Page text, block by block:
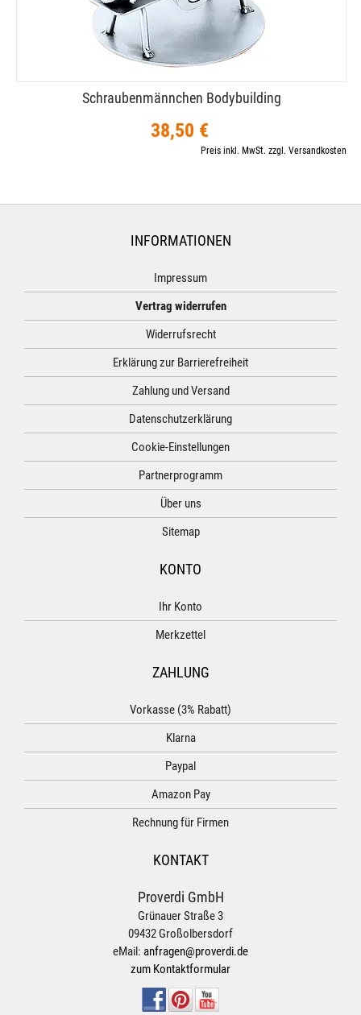
Schraubenmännchen Bodybuilding
38,50 €
Preis inkl. MwSt. zzgl. Versandkosten
INFORMATIONEN
Impressum
Vertrag widerrufen
Widerrufsrecht
Erklärung zur Barrierefreiheit
Zahlung und Versand
Datenschutzerklärung
Cookie-Einstellungen
Partnerprogramm
Über uns
Sitemap
KONTO
Ihr Konto
Merkzettel
ZAHLUNG
Vorkasse (3% Rabatt)
Klarna
Paypal
Amazon Pay
Rechnung für Firmen
KONTAKT
Proverdi GmbH
Grünauer Straße 3
09432 Großolbersdorf
eMail: anfragen@proverdi.de
zum Kontaktformular